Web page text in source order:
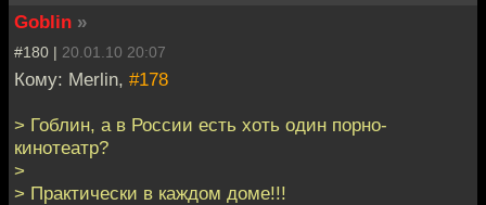
Goblin »
#180 | 20.01.10 20:07
Кому: Merlin, #178
> Гоблин, а в России есть хоть один порно-
кинотеатр?
>
> Практически в каждом доме!!!